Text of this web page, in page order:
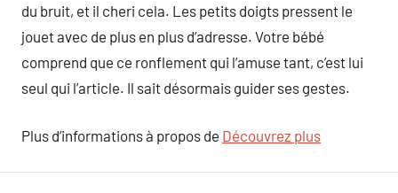
du bruit, et il cheri cela. Les petits doigts pressent le
jouet avec de plus en plus d’adresse. Votre bébé
comprend que ce ronflement qui l’amuse tant, c’est lui
seul qui l’article. Il sait désormais guider ses gestes.
Plus d’informations à propos de Découvrez plus